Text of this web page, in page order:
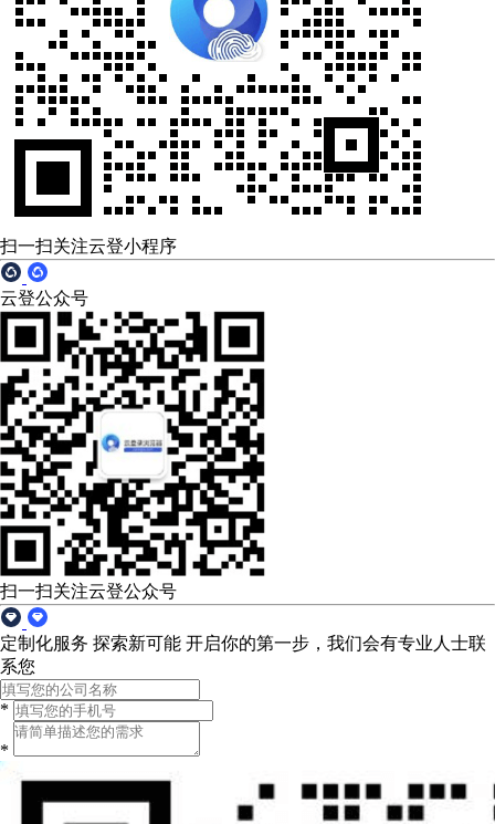
扫一扫关注云登小程序
云登公众号
扫一扫关注云登公众号
定制化服务 探索新可能 开启你的第一步，我们会有专业人士联
系您
*
*